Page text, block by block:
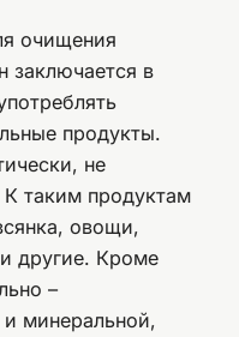
очищения
заключается в
продукты.
не
таким продуктам
овощи,
другие. Кроме
–
минеральной,